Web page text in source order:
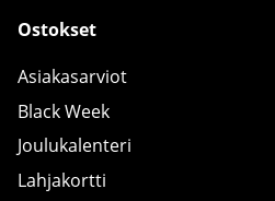
Ostokset
Asiakasarviot
Black Week
Joulukalenteri
Lahjakortti